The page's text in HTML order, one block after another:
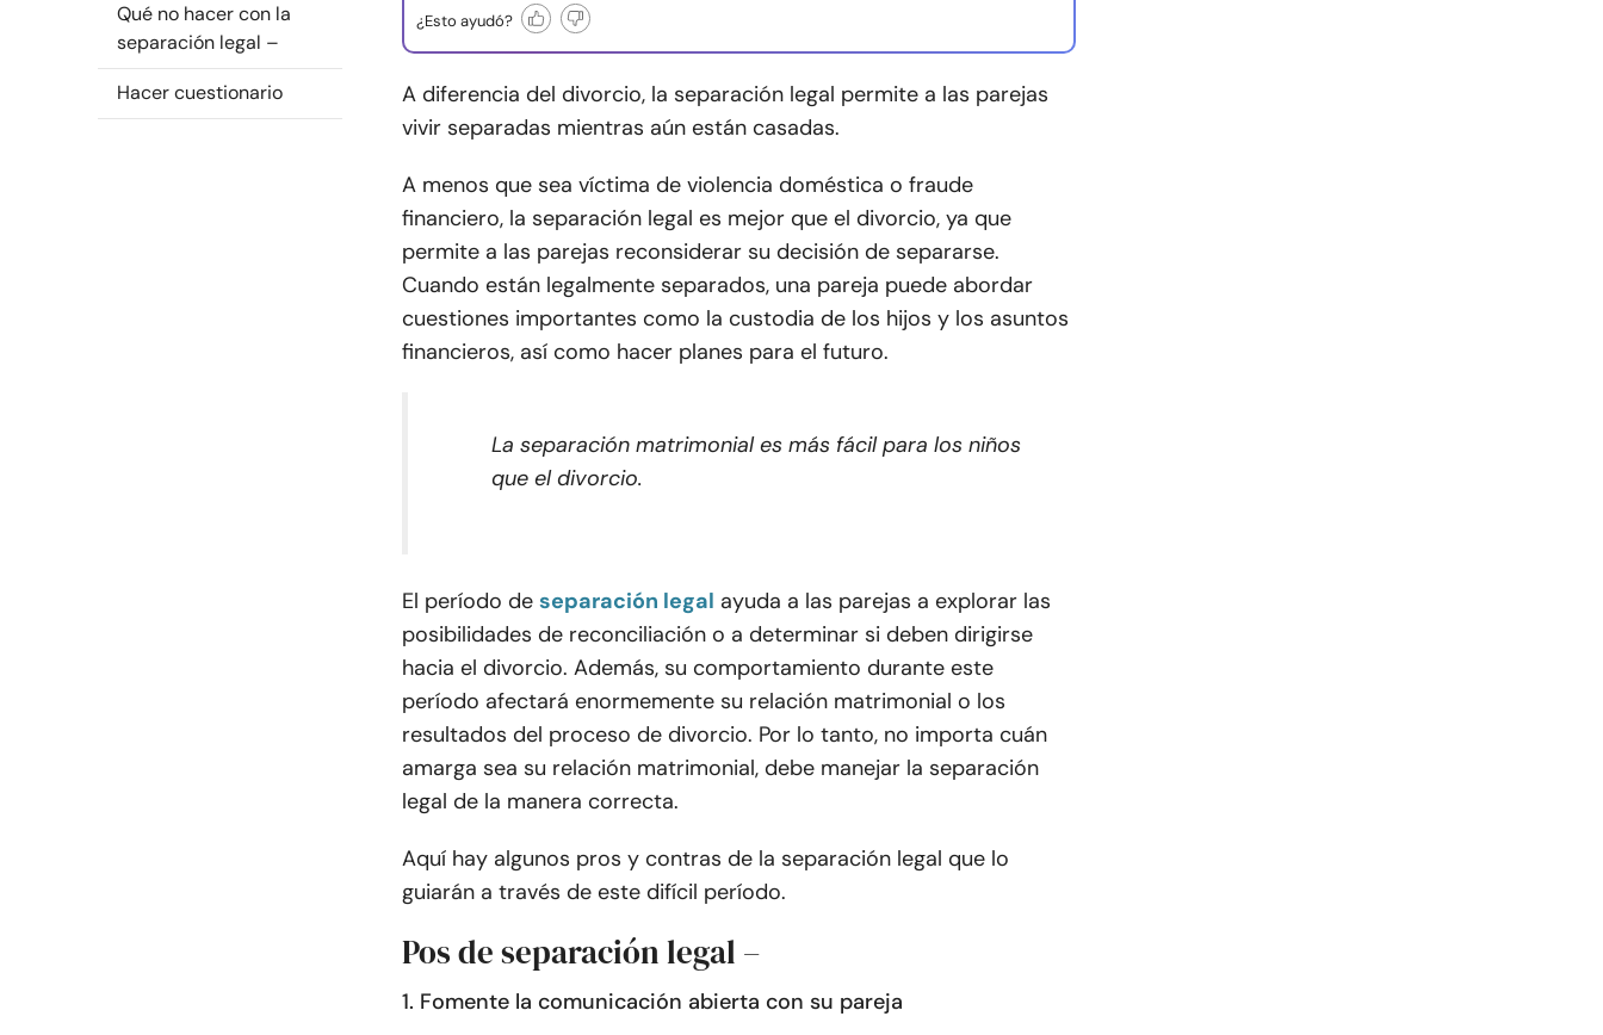
Qué no hacer con la
separación legal –
Hacer cuestionario
¿Esto ayudó?
A diferencia del divorcio, la separación legal permite a las parejas
vivir separadas mientras aún están casadas.
A menos que sea víctima de violencia doméstica o fraude
financiero, la separación legal es mejor que el divorcio, ya que
permite a las parejas reconsiderar su decisión de separarse.
Cuando están legalmente separados, una pareja puede abordar
cuestiones importantes como la custodia de los hijos y los asuntos
financieros, así como hacer planes para el futuro.
La separación matrimonial es más fácil para los niños
que el divorcio.
El período de separación legal ayuda a las parejas a explorar las
posibilidades de reconciliación o a determinar si deben dirigirse
hacia el divorcio. Además, su comportamiento durante este
período afectará enormemente su relación matrimonial o los
resultados del proceso de divorcio. Por lo tanto, no importa cuán
amarga sea su relación matrimonial, debe manejar la separación
legal de la manera correcta.
Aquí hay algunos pros y contras de la separación legal que lo
guiarán a través de este difícil período.
Pos de separación legal –
1. Fomente la comunicación abierta con su pareja